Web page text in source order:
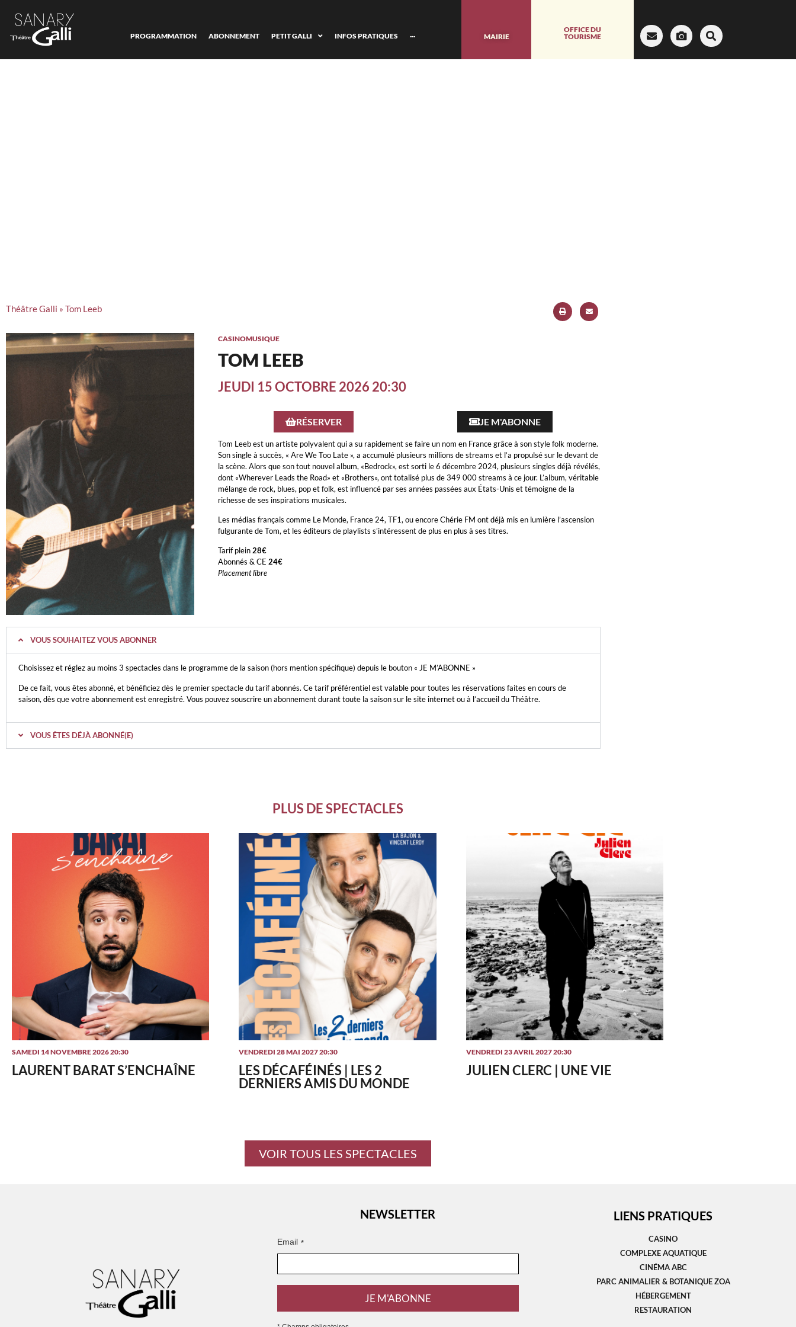
PROGRAMMATION ABONNEMENT PETIT GALLI INFOS PRATIQUES ··· MAIRIE
OFFICE DU
TOURISME
Théâtre Galli » Tom Leeb
CASINOMUSIQUE
TOM LEEB
JEUDI 15 OCTOBRE 2026 20:30
RÉSERVER JE M'ABONNE
Tom Leeb est un artiste polyvalent qui a su rapidement se faire un nom en France grâce à son style folk moderne.
Son single à succès, « Are We Too Late », a accumulé plusieurs millions de streams et l’a propulsé sur le devant de
la scène. Alors que son tout nouvel album, «Bedrock», est sorti le 6 décembre 2024, plusieurs singles déjà révélés,
dont «Wherever Leads the Road» et «Brothers», ont totalisé plus de 349 000 streams à ce jour. L’album, véritable
mélange de rock, blues, pop et folk, est influencé par ses années passées aux États-Unis et témoigne de la
richesse de ses inspirations musicales.
Les médias français comme Le Monde, France 24, TF1, ou encore Chérie FM ont déjà mis en lumière l’ascension
fulgurante de Tom, et les éditeurs de playlists s’intéressent de plus en plus à ses titres.
Tarif plein28€
Abonnés & CE 24€
Placement libre
VOUS SOUHAITEZ VOUS ABONNER
Choisissez et réglez au moins 3 spectacles dans le programme de la saison (hors mention spécifique) depuis le bouton « JE M’ABONNE »
De ce fait, vous êtes abonné, et bénéficiez dès le premier spectacle du tarif abonnés. Ce tarif préférentiel est valable pour toutes les réservations faites en cours de
saison, dès que votre abonnement est enregistré. Vous pouvez souscrire un abonnement durant toute la saison sur le site internet ou à l’accueil du Théâtre.
VOUS ÊTES DÉJÀ ABONNÉ(E)
PLUS DE SPECTACLES
SAMEDI 14 NOVEMBRE 2026 20:30
LAURENT BARAT S’ENCHAÎNE
VENDREDI 28 MAI 2027 20:30
LES DÉCAFÉINÉS | LES 2
DERNIERS AMIS DU MONDE
VENDREDI 23 AVRIL 2027 20:30
JULIEN CLERC | UNE VIE
VOIR TOUS LES SPECTACLES
NEWSLETTER
Email *
JE M'ABONNE
LIENS PRATIQUES
CASINO
COMPLEXE AQUATIQUE
CINÉMA ABC
PARC ANIMALIER & BOTANIQUE ZOA
HÉBERGEMENT
RESTAURATION